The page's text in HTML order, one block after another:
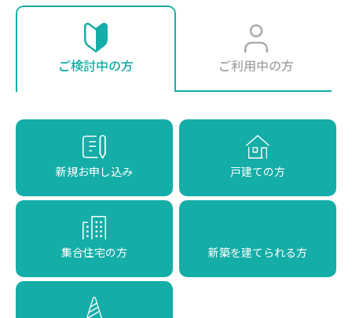
ご検討中の方 ご利用中の方
新規お申し込み 戸建ての方
集合住宅の方 新築を建てられる方